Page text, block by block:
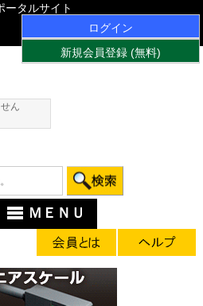
ータルサイト
ログイン
新規会員登録 (無料)
ん
ＭＥＮＵ